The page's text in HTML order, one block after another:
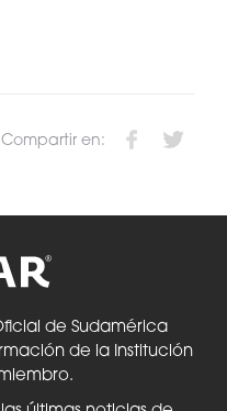
Compartir en:
de Sudamérica
de la Institución